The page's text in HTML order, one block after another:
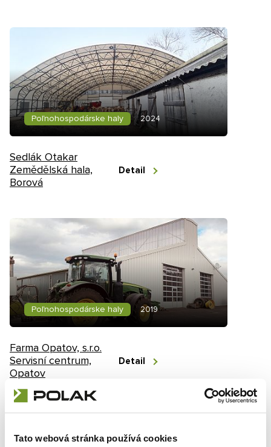
Tato webová stránka používá cookies
Poľnohospodárske haly 2024
Sedlák Otakar
Zemědělská hala,
Borová
Detail
Poľnohospodárske haly 2019
Farma Opatov, s.r.o.
Servisní centrum,
Opatov
Detail